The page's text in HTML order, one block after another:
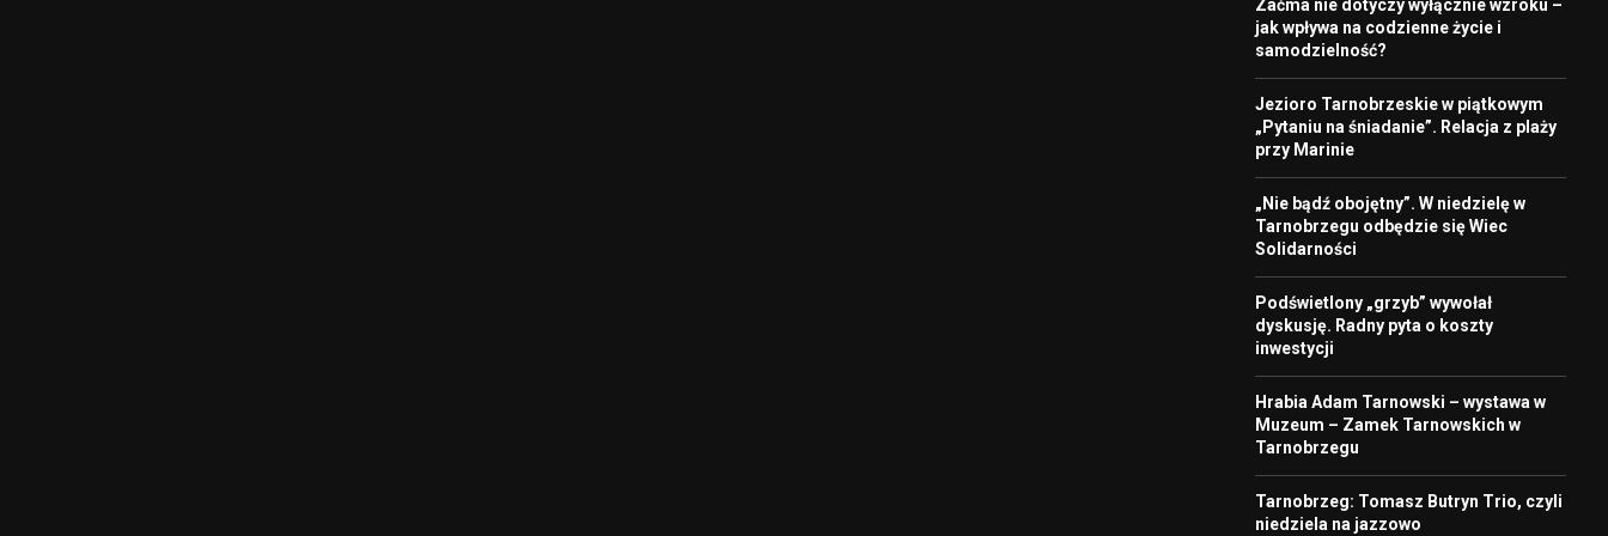
Zaćma nie dotyczy wyłącznie wzroku –
jak wpływa na codzienne życie i
samodzielność?
Jezioro Tarnobrzeskie w piątkowym
„Pytaniu na śniadanie”. Relacja z plaży
przy Marinie
„Nie bądź obojętny”. W niedzielę w
Tarnobrzegu odbędzie się Wiec
Solidarności
Podświetlony „grzyb” wywołał
dyskusję. Radny pyta o koszty
inwestycji
Hrabia Adam Tarnowski – wystawa w
Muzeum – Zamek Tarnowskich w
Tarnobrzegu
Tarnobrzeg: Tomasz Butryn Trio, czyli
niedziela na jazzowo